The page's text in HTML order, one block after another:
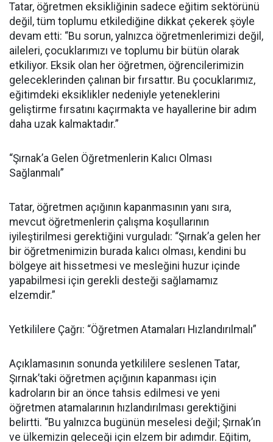
Tatar, öğretmen eksikliğinin sadece eğitim sektörünü
değil, tüm toplumu etkilediğine dikkat çekerek şöyle
devam etti: “Bu sorun, yalnızca öğretmenlerimizi değil,
aileleri, çocuklarımızı ve toplumu bir bütün olarak
etkiliyor. Eksik olan her öğretmen, öğrencilerimizin
geleceklerinden çalınan bir fırsattır. Bu çocuklarımız,
eğitimdeki eksiklikler nedeniyle yeteneklerini
geliştirme fırsatını kaçırmakta ve hayallerine bir adım
daha uzak kalmaktadır.”
“Şırnak’a Gelen Öğretmenlerin Kalıcı Olması
Sağlanmalı”
Tatar, öğretmen açığının kapanmasının yanı sıra,
mevcut öğretmenlerin çalışma koşullarının
iyileştirilmesi gerektiğini vurguladı: “Şırnak’a gelen her
bir öğretmenimizin burada kalıcı olması, kendini bu
bölgeye ait hissetmesi ve mesleğini huzur içinde
yapabilmesi için gerekli desteği sağlamamız
elzemdir.”
Yetkililere Çağrı: “Öğretmen Atamaları Hızlandırılmalı”
Açıklamasının sonunda yetkililere seslenen Tatar,
Şırnak’taki öğretmen açığının kapanması için
kadroların bir an önce tahsis edilmesi ve yeni
öğretmen atamalarının hızlandırılması gerektiğini
belirtti. “Bu yalnızca bugünün meselesi değil; Şırnak’ın
ve ülkemizin geleceği için elzem bir adımdır. Eğitim,